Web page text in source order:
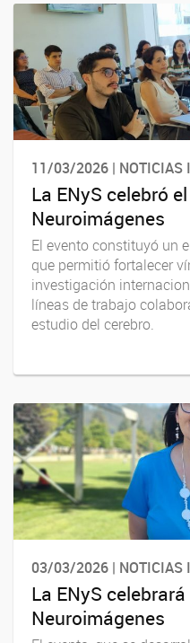
11/03/2026 | NOTICIAS
La ENyS celebró
Neuroimágenes
El evento constituyó un
que permitió fortalecer
investigación
líneas de trabajo
estudio del cerebro.
03/03/2026 | NOTICIAS
La ENyS
Neuroimágenes